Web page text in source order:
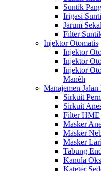
Suntik
Irigasi
Jarum
Filter
Injektor Otomatis
Injektor
Injektor
Injektor
Manèh
Manajemen Jalan
Sirkuit
Sirkuit
Filter HME
Masker
Masker
Masker
Tabung
Kanula
Kateter